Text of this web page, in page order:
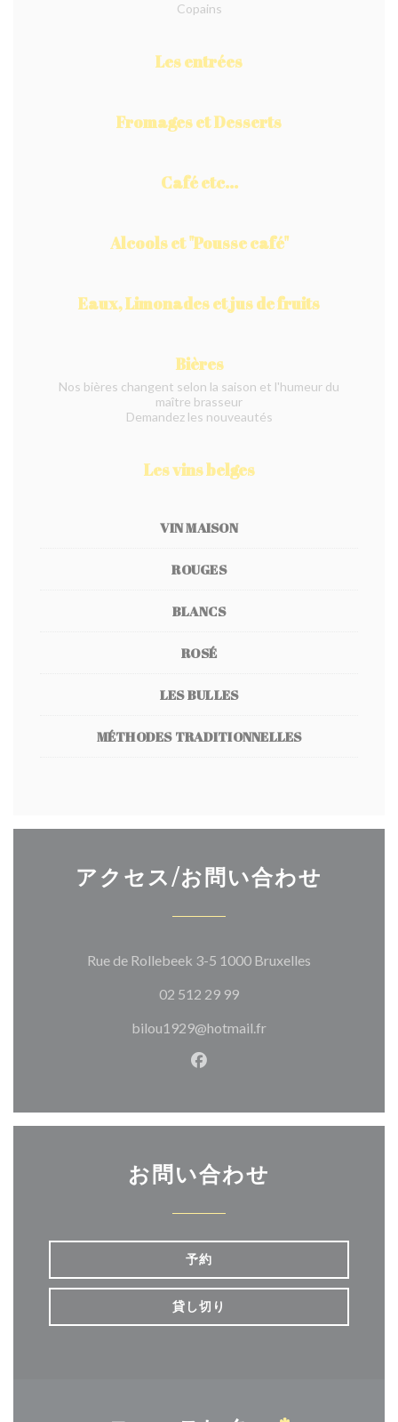
Copains
Les entrées
Fromages et Desserts
Café etc...
Alcools et "Pousse café"
Eaux, Limonades et jus de fruits
Bières
Nos bières changent selon la saison et l'humeur du
maître brasseur
Demandez les nouveautés
Les vins belges
VIN MAISON
ROUGES
BLANCS
ROSÉ
LES BULLES
MÉTHODES TRADITIONNELLES
アクセス/お問い合わせ
Rue de Rollebeek 3-5 1000 Bruxelles
02 512 29 99
bilou1929@hotmail.fr
Facebook ((新しいウィン
お問い合わせ
予約
貸し切り